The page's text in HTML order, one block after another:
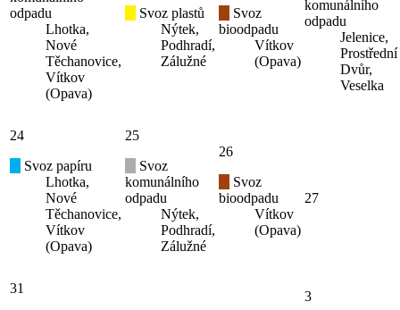
odpadu
Lhotka,
Nové
Těchanovice,
Vítkov
(Opava)
Svoz plastů
Nýtek,
Podhradí,
Zálužné
Svoz
bioodpadu
Vítkov
(Opava)
komunálního
odpadu
Jelenice,
Prostřední
Dvůr,
Veselka
24
Svoz papíru
Lhotka,
Nové
Těchanovice,
Vítkov
(Opava)
25
Svoz
komunálního
odpadu
Nýtek,
Podhradí,
Zálužné
26
Svoz
bioodpadu
Vítkov
(Opava)
27
31
3